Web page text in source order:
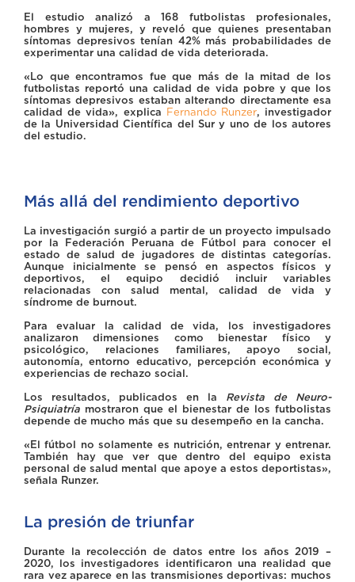
El estudio analizó a 168 futbolistas profesionales,
hombres y mujeres, y reveló que quienes presentaban
síntomas depresivos tenían 42% más probabilidades de
experimentar una calidad de vida deteriorada.
«Lo que encontramos fue que más de la mitad de los
futbolistas reportó una calidad de vida pobre y que los
síntomas depresivos estaban alterando directamente esa
calidad de vida», explica Fernando Runzer, investigador
de la Universidad Científica del Sur y uno de los autores
del estudio.
Más allá del rendimiento deportivo
La investigación surgió a partir de un proyecto impulsado
por la Federación Peruana de Fútbol para conocer el
estado de salud de jugadores de distintas categorías.
Aunque inicialmente se pensó en aspectos físicos y
deportivos, el equipo decidió incluir variables
relacionadas con salud mental, calidad de vida y
síndrome de burnout.
Para evaluar la calidad de vida, los investigadores
analizaron dimensiones como bienestar físico y
psicológico, relaciones familiares, apoyo social,
autonomía, entorno educativo, percepción económica y
experiencias de rechazo social.
Los resultados, publicados en la Revista de Neuro-
Psiquiatría mostraron que el bienestar de los futbolistas
depende de mucho más que su desempeño en la cancha.
«El fútbol no solamente es nutrición, entrenar y entrenar.
También hay que ver que dentro del equipo exista
personal de salud mental que apoye a estos deportistas»,
señala Runzer.
La presión de triunfar
Durante la recolección de datos entre los años 2019 –
2020, los investigadores identificaron una realidad que
rara vez aparece en las transmisiones deportivas: muchos